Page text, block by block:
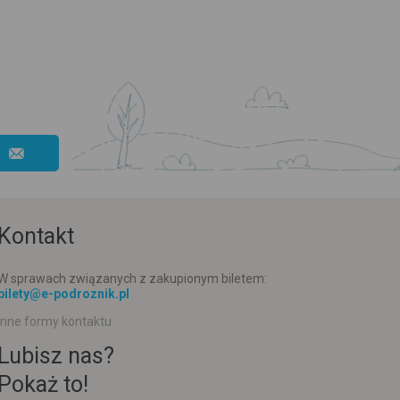
sprawach związanych z zakupionym biletem:
podroznik.pl
formy kontaktu
nas?
to!